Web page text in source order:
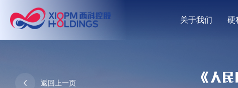
关于我们 硬
返回上一页 《人